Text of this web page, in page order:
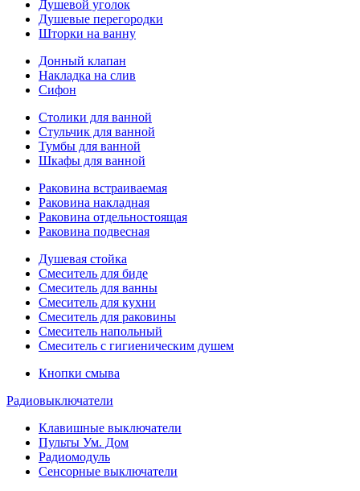
Душевой уголок
Душевые перегородки
Шторки на ванну
Донный клапан
Накладка на слив
Сифон
Столики для ванной
Стульчик для ванной
Тумбы для ванной
Шкафы для ванной
Раковина встраиваемая
Раковина накладная
Раковина отдельностоящая
Раковина подвесная
Душевая стойка
Смеситель для биде
Смеситель для ванны
Смеситель для кухни
Смеситель для раковины
Смеситель напольный
Смеситель с гигиеническим душем
Кнопки смыва
Радиовыключатели
Клавишные выключатели
Пульты Ум. Дом
Радиомодуль
Сенсорные выключатели